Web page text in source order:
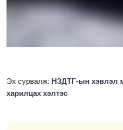
Эх сурвалж: НЗДТГ-ын хэвлэл
харилцах хэлтэс